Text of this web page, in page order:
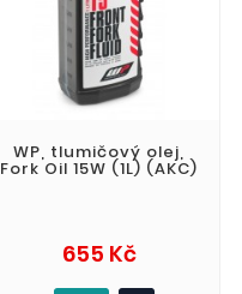
WP, tlumičový olej,
Fork Oil 15W (1L) (AKC)
655 KčCena